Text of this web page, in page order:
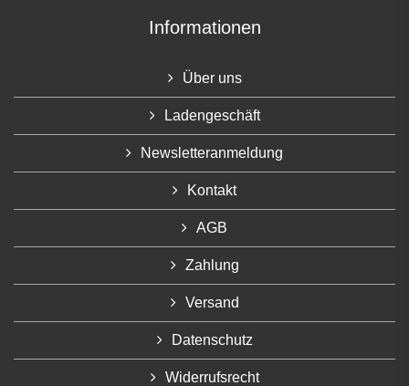
Informationen
Über uns
Ladengeschäft
Newsletteranmeldung
Kontakt
AGB
Zahlung
Versand
Datenschutz
Widerrufsrecht